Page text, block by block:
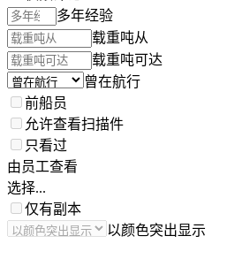
多年经验
载重吨从
载重吨可达
曾在航行
前船员
允许查看扫描件
只看过
由员工查看
选择...
仅有副本
以颜色突出显示